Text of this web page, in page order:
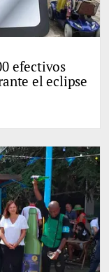
efectivos
el eclipse